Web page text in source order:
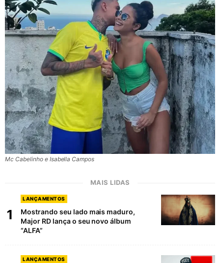
Mc Cabelinho e Isabella Campos
MAIS LIDAS
1
LANÇAMENTOS
Mostrando seu lado mais maduro,
Major RD lança o seu novo álbum
“ALFA”
LANÇAMENTOS